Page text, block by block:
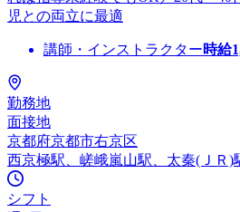
児との両立に最適
講師・インストラクター時給
勤務地
面接地
京都府京都市右京区
西京極駅、嵯峨嵐山駅、太秦(ＪＲ)
シフト